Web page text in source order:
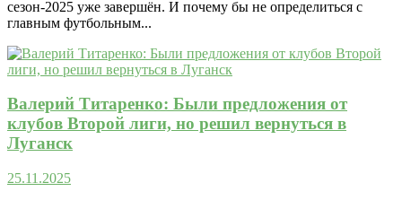
сезон-2025 уже завершён. И почему бы не определиться с
главным футбольным...
Валерий Титаренко: Были предложения от
клубов Второй лиги, но решил вернуться в
Луганск
25.11.2025